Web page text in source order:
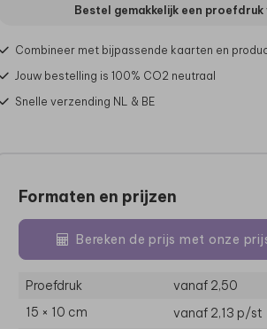
Bestel gemakkelijk een proefdruk
Combineer met bijpassende kaarten en
Jouw bestelling is 100% CO2 neutraal
Snelle verzending NL & BE
Formaten en prijzen
Bereken de prijs met onze
Proefdruk
vanaf 2,50
15 × 10 cm
vanaf 2,13 p/st